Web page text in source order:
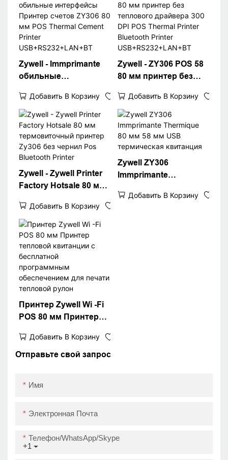
Zywell - Immprimante
обильные
счетов ZY306 80 мм
POS Thermal Cement
Printer
USB+RS232+LAN+BT
Добавить В Корзину
Zywell - ZY306 POS 58
80 мм принтер без
300 DPI POS Thermal
Printer Bluetooth
Printer
USB+RS232+LAN+BT
Добавить В Корзину
Zywell - Zywell Printer
Factory Hotsale 80 мм
принтер Zy306 без
чернил Pos Bluetooth
Printer
Добавить В Корзину
Zywell ZY306
Immprimante
мм USB термическая
Добавить В Корзину
Принтер Zywell Wi -Fi
POS 80 мм Принтер
бесплатной
программным
рулон
Добавить В Корзину
Отправьте свой запрос
Имя
Электронная Почта
+1
Телефон/WhatsApp/Skype